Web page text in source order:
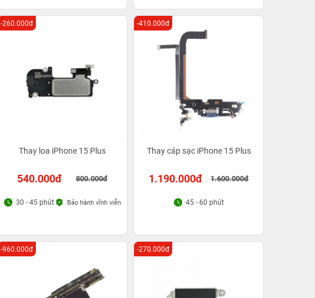
Thay loa iPhone 15 Plus
540.000đ 800.000đ
-260.000đ
30 - 45 phút Bảo hành vĩnh viễn
Thay cáp sạc iPhone 15 Plus
1.190.000đ 1.600.000đ
-410.000đ
45 - 60 phút
-960.000đ -270.000đ